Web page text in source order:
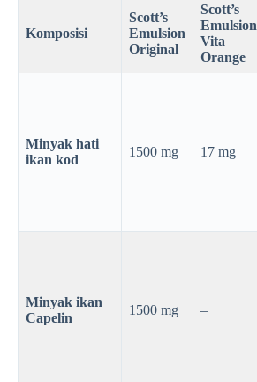
Komposisi
Scott’s
Emulsion
Original
Scott’s
Emulsion
Vita
Orange
Minyak hati
ikan kod
1500 mg 17 mg
Minyak ikan
Capelin
1500 mg –